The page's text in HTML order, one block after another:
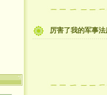
厉害了我的军事法